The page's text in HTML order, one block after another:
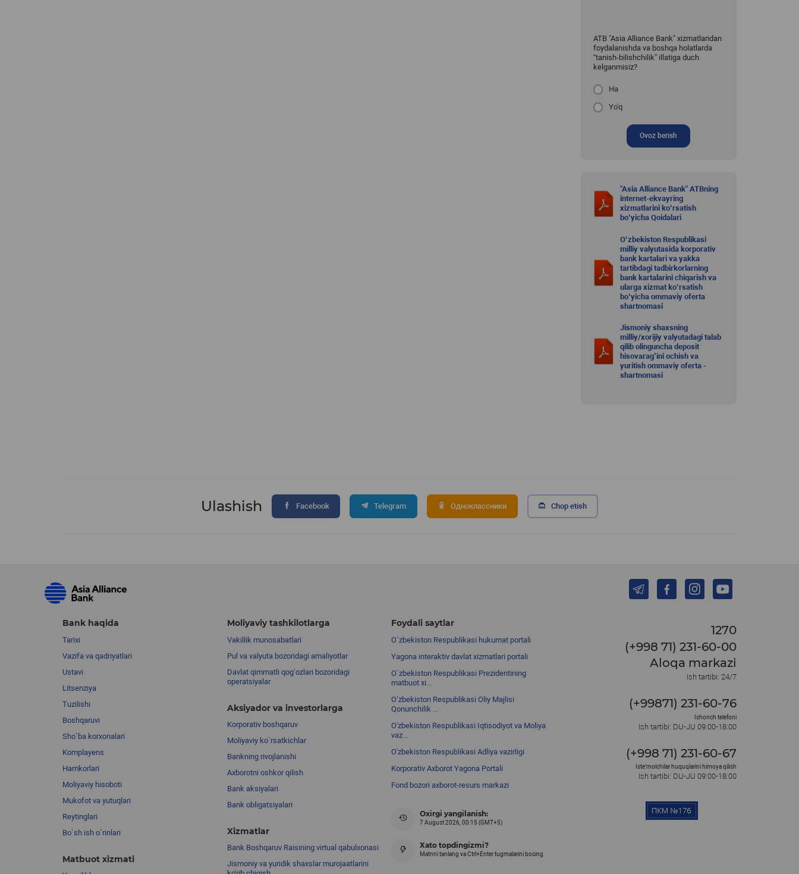
ATB "Asia Alliance Bank" xizmatlaridan
foydalanishda va boshqa holatlarda
“tanish-bilishchilik” illatiga duch
kelganmisiz?
Ha
Yo'q
Ovoz berish
"Asia Alliance Bank" ATBning
internet-ekvayring
xizmatlarini ko‘rsatish
bo‘yicha Qoidalari
O‘zbekiston Respublikasi
milliy valyutasida korporativ
bank kartalari va yakka
tartibdagi tadbirkorlarning
bank kartalarini chiqarish va
ularga xizmat ko‘rsatish
bo‘yicha ommaviy oferta
shartnomasi
Jismoniy shaxsning
milliy/xorijiy valyutadagi talab
qilib olinguncha deposit
hisovarag’ini ochish va
yuritish ommaviy oferta -
shartnomasi
Ulashish Facebook Telegram Одноклассники Chop etish
Bank haqida
Tarixi
Vazifa va qadriyatlari
Ustavi
Litsenziya
Tuzilishi
Boshqaruvi
Sho`ba korxonalari
Komplayens
Hamkorlari
Moliyaviy hisoboti
Mukofot va yutuqlari
Reytinglari
Bo`sh ish o`rinlari
Matbuot xizmati
Moliyaviy tashkilotlarga
Vakillik munosabatlari
Pul va valyuta bozoridagi amaliyotlar
Davlat qimmatli qog‘ozlari bozoridagi
operatsiyalar
Aksiyador va investorlarga
Korporativ boshqaruv
Moliyaviy ko`rsatkichlar
Bankning rivojlanishi
Axborotni oshkor qilish
Bank aksiyalari
Bank obligatsiyalari
Xizmatlar
Bank Boshqaruv Raisining virtual qabulxonasi
Jismoniy va yuridik shaxslar murojaatlarini
Foydali saytlar
O`zbekiston Respublikasi hukumat portali
Yagona interaktiv davlat xizmatlari portali
O`zbekiston Respublikasi Prezidentining
matbuot xi...
Oʼzbekiston Respublikasi Oliy Majlisi
Qonunchilik ...
O'zbekiston Respublikasi Iqtisodiyot va Moliya
vaz...
O'zbekiston Respublikasi Adliya vazirligi
Korporativ Axborot Yagona Portali
Fond bozori axborot-resurs markazi
Oxirgi yangilanish:
7 August 2026, 00:15 (GMT+5)
Xato topdingizmi?
Matnni tanlang va Ctrl+Enter tugmalarini bosing
1270
(+998 71) 231-60-00
Aloqa markazi
Ish tartibi: 24/7
(+99871) 231-60-76
Ishonch telefoni
Ish tartibi: DU-JU 09:00-18:00
(+998 71) 231-60-67
Iste'molchilar huquqlarini himoya qilish
Ish tartibi: DU-JU 09:00-18:00